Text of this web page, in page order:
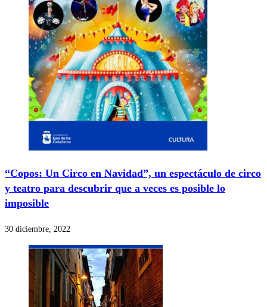
“Copos: Un Circo en Navidad”, un espectáculo de circo
y teatro para descubrir que a veces es posible lo
imposible
30 diciembre, 2022